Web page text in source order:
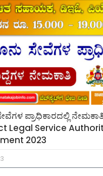
ಪ್ರಾಧಿಕಾರದಲ್ಲಿ
Legal Service
2023